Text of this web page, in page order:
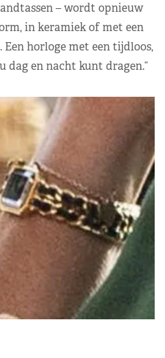
– wordt opnieuw
in keramiek of met een
horloge met een tijdloos,
en nacht kunt dragen.”